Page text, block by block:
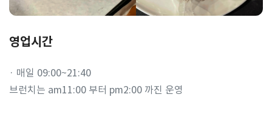
영업시간
· 매일 09:00~21:40
브런치는 am11:00 부터 pm2:00 까진 운영